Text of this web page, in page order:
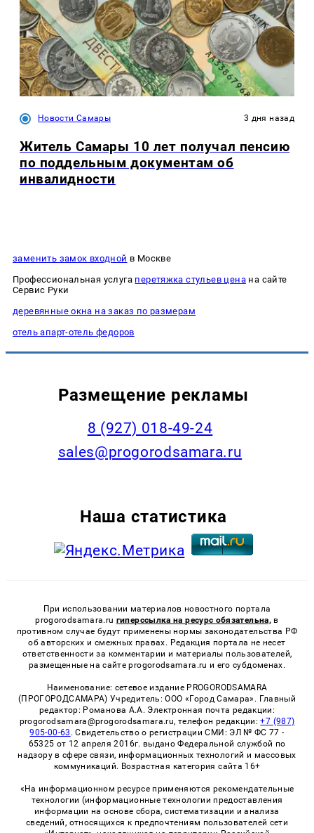
Новости Самары 3 дня назад
Житель Самары 10 лет получал пенсию
по поддельным документам об
инвалидности
заменить замок входной в Москве
Профессиональная услуга перетяжка стульев ценана сайте
Сервис Руки
деревянные окна на заказ по размерам
отель апарт-отель федоров
Размещение рекламы
8 (927) 018-49-24
sales@progorodsamara.ru
Наша статистика
При использовании материалов новостного портала
progorodsamara.ru гиперссылка на ресурс обязательна, в
противном случае будут применены нормы законодательства РФ
об авторских и смежных правах. Редакция портала не несет
ответственности за комментарии и материалы пользователей,
размещенные на сайте progorodsamara.ru и его субдоменах.
Наименование: сетевое издание PROGORODSAMARA
(ПРОГОРОДСАМАРА) Учредитель: ООО «Город Самара». Главный
редактор: Романова А.А. Электронная почта редакции:
progorodsamara@progorodsamara.ru, телефон редакции:+7 (987)
905-00-63 . Свидетельство о регистрации СМИ: ЭЛ № ФС 77 -
65325 от 12 апреля 2016г. выдано Федеральной службой по
надзору в сфере связи, информационных технологий и массовых
коммуникаций. Возрастная категория сайта 16+
«На информационном ресурсе применяются рекомендательные
технологии (информационные технологии предоставления
информации на основе сбора, систематизации и анализа
сведений, относящихся к предпочтениям пользователей сети